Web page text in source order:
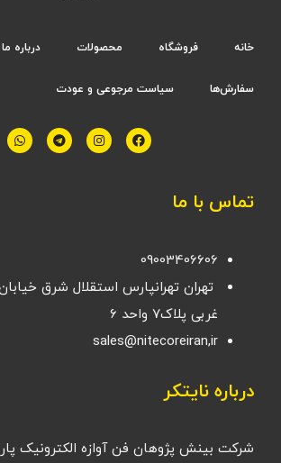
خانه فروشگاه محصولات درباره ما
سفارش‌ها سیاست مرجوعی و عودت
تماس با ما
09003406606
غربی پلاک۷ واحد ۶
sales@nitecoreiran,ir
درباره نایتکر
شرکت بینش پژوهان فن آوازه الکترونیک